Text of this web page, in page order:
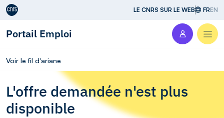
Aller au contenu LE CNRS SUR LE WEB FREN
Portail Emploi
Voir le fil d'ariane
L'offre demandée n'est plus
disponible